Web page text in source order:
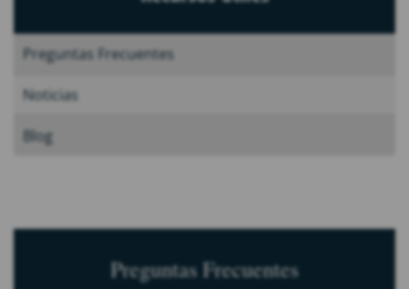
Preguntas Frecuentes
Noticias
Blog
Preguntas Frecuentes